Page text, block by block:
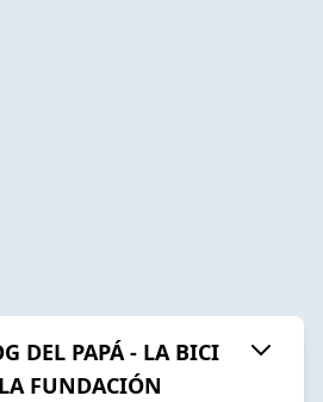
DEL PAPÁ - LA BICI
FUNDACIÓN